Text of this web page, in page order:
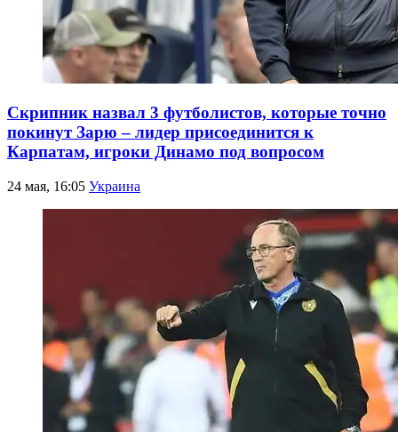
Скрипник назвал 3 футболистов, которые точно
покинут Зарю – лидер присоединится к
Карпатам, игроки Динамо под вопросом
24 мая, 16:05 Украина